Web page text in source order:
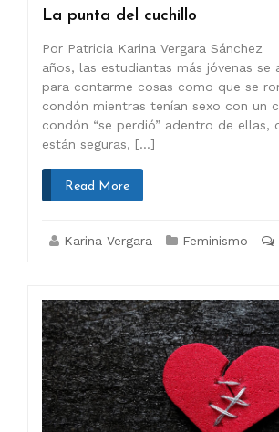
La punta del cuchillo
Por Patricia Karina Vergara Sánchez
años, las estudiantas más jóvenas se
para contarme cosas como que se
condón mientras tenían sexo con un
condón “se perdió” adentro de ellas,
están seguras, […]
Read More
Karina Vergara Feminismo